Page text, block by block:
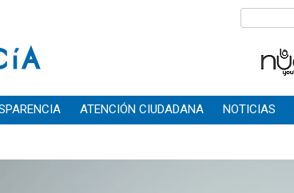
ATENCIÓN CIUDADANA NOTICIAS